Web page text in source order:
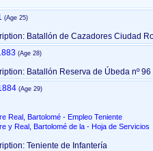
Batallón de Cazadores Ciudad
Batallón Reserva de Úbeda nº 96
Real, Bartolomé - Empleo Teniente
y Real, Bartolomé de la - Hoja de Servicios
Teniente de Infantería